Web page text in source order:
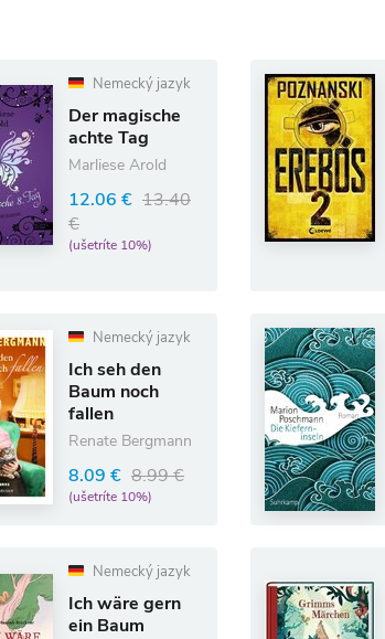
Nemecký jazyk
Der magische
achte Tag
Marliese Arold
12.06 € 13.40
€
(ušetríte 10%)
Nemecký jazyk
Ich seh den
Baum noch
fallen
Renate Bergmann
8.09 € 8.99 €
(ušetríte 10%)
Nemecký jazyk
Ich wäre gern
ein Baum